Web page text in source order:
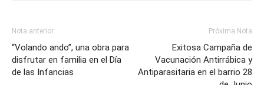
Nota anterior
“Volando ando”, una obra para
disfrutar en familia en el Día
de las Infancias
Próxima Nota
Exitosa Campaña de
Vacunación Antirrábica y
Antiparasitaria en el barrio 28